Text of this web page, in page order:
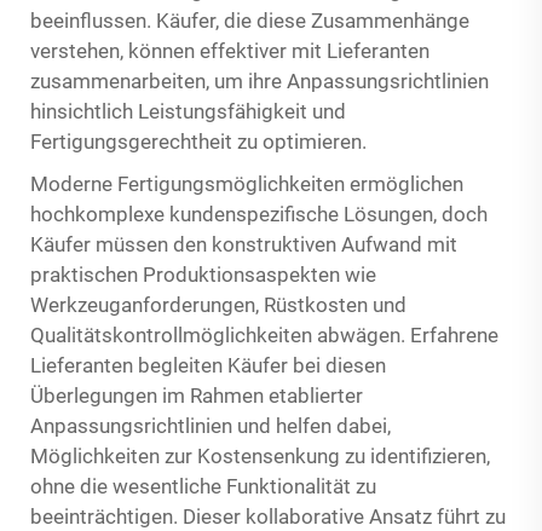
beeinflussen. Käufer, die diese Zusammenhänge
verstehen, können effektiver mit Lieferanten
zusammenarbeiten, um ihre Anpassungsrichtlinien
hinsichtlich Leistungsfähigkeit und
Fertigungsgerechtheit zu optimieren.
Moderne Fertigungsmöglichkeiten ermöglichen
hochkomplexe kundenspezifische Lösungen, doch
Käufer müssen den konstruktiven Aufwand mit
praktischen Produktionsaspekten wie
Werkzeuganforderungen, Rüstkosten und
Qualitätskontrollmöglichkeiten abwägen. Erfahrene
Lieferanten begleiten Käufer bei diesen
Überlegungen im Rahmen etablierter
Anpassungsrichtlinien und helfen dabei,
Möglichkeiten zur Kostensenkung zu identifizieren,
ohne die wesentliche Funktionalität zu
beeinträchtigen. Dieser kollaborative Ansatz führt zu